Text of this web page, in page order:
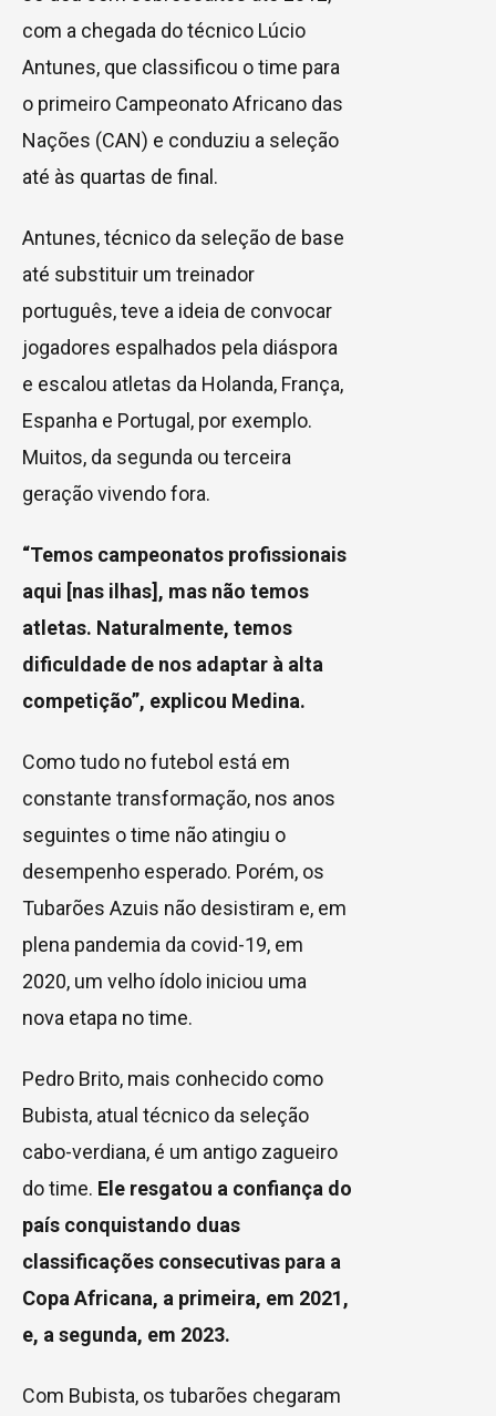
com a chegada do técnico Lúcio
Antunes, que classificou o time para
o primeiro Campeonato Africano das
Nações (CAN) e conduziu a seleção
até às quartas de final.
Antunes, técnico da seleção de base
até substituir um treinador
português, teve a ideia de convocar
jogadores espalhados pela diáspora
e escalou atletas da Holanda, França,
Espanha e Portugal, por exemplo.
Muitos, da segunda ou terceira
geração vivendo fora.
“Temos campeonatos profissionais
aqui [nas ilhas], mas não temos
atletas. Naturalmente, temos
dificuldade de nos adaptar à alta
competição”, explicou Medina.
Como tudo no futebol está em
constante transformação, nos anos
seguintes o time não atingiu o
desempenho esperado. Porém, os
Tubarões Azuis não desistiram e, em
plena pandemia da covid-19, em
2020, um velho ídolo iniciou uma
nova etapa no time.
Pedro Brito, mais conhecido como
Bubista, atual técnico da seleção
cabo-verdiana, é um antigo zagueiro
do time. Ele resgatou a confiança do
país conquistando duas
classificações consecutivas para a
Copa Africana, a primeira, em 2021,
e, a segunda, em 2023.
Com Bubista, os tubarões chegaram